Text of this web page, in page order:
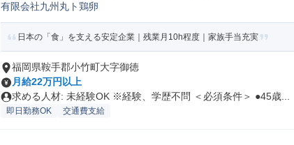
有限会社九州丸ト鶏卵
日本の「食」を支える安定企業｜残業月10h程度｜家族手当充実
福岡県鞍手郡小竹町大字御徳
月給22万円以上
求める人材: 未経験OK ※経験、学歴不問 ＜必須条件＞ ●45歳...
即日勤務OK 交通費支給